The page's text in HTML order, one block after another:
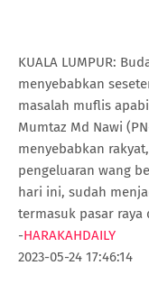
KUALA LUMPUR:
menyebabkan
masalah muflis
Mumtaz Md Nawi
menyebabkan
pengeluaran wang
hari ini, sudah
termasuk pasar
-HARAKAHDAILY
2023-05-24 17:46:14